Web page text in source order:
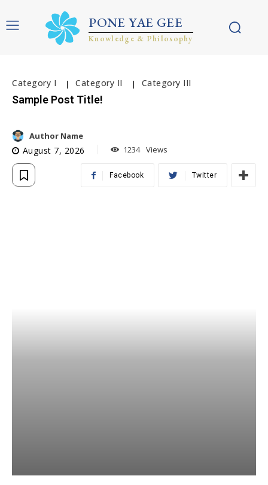
PONE YAE GEE
Knowledge & Philosophy
Category I Category II Category III
Sample Post Title!
Author Name
August 7, 2026 1234 Views
Facebook Twitter